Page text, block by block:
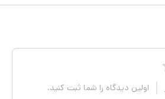
اولین دیدگاه را شما ثبت کنید.